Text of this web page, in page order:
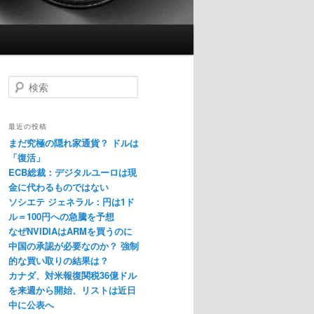
検
索
最近の投稿
まだ究極の隠れ家通貨？ ドルは
「復活」
ECB総裁：デジタルユーロは現
金に代わるものではない
ソシエテ ジェネラル：円は1ド
ル＝100円への急騰を予想
なぜNVIDIAはARMを買うのに
中国の承認が必要なのか？ 強制
的な買い取りの結果は？
カナダ、対米報復関税36億ドル
を来週から開始、リストは近日
中に公表へ